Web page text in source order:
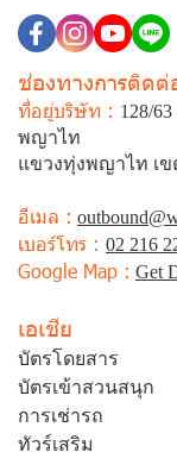
ช่องทางการติดต่
ที่อยู่บริษัท : 128/
พญาไท
แขวงทุ่งพญาไท เข
อีเมล :
เบอร์โทร : 02 216
Google Map : Get
เอเชีย
บัตรโดยสาร
บัตรเข้าสวนสนุก
การเช่ารถ
ทัวร์เสริม